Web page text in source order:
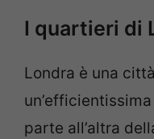
I quartieri di
Londra è una
parte all’altra